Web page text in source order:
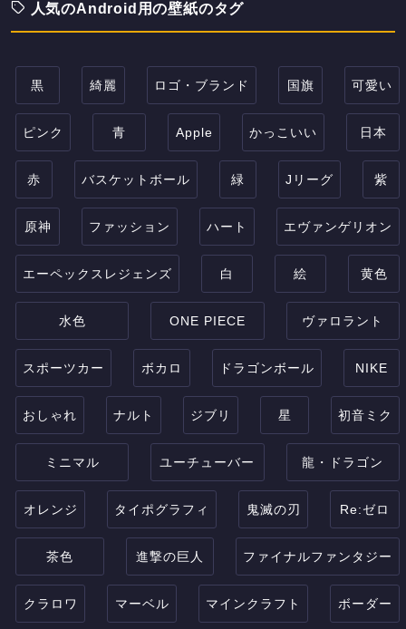
人気のAndroid用の壁紙のタグ
黒 綺麗 ロゴ・ブランド 国旗 可愛い
ピンク 青 Apple かっこいい 日本
赤 バスケットボール 緑 Jリーグ 紫
原神 ファッション ハート エヴァンゲリオン
エーペックスレジェンズ 白 絵 黄色
水色 ONE PIECE ヴァロラント
スポーツカー ボカロ ドラゴンボール NIKE
おしゃれ ナルト ジブリ 星 初音ミク
ミニマル ユーチューバー 龍・ドラゴン
オレンジ タイポグラフィ 鬼滅の刃 Re:ゼロ
茶色 進撃の巨人 ファイナルファンタジー
クラロワ マーベル マインクラフト ボーダー